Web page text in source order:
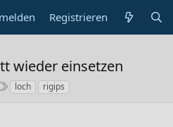
Registrieren
wieder einsetzen
Sloch rigips